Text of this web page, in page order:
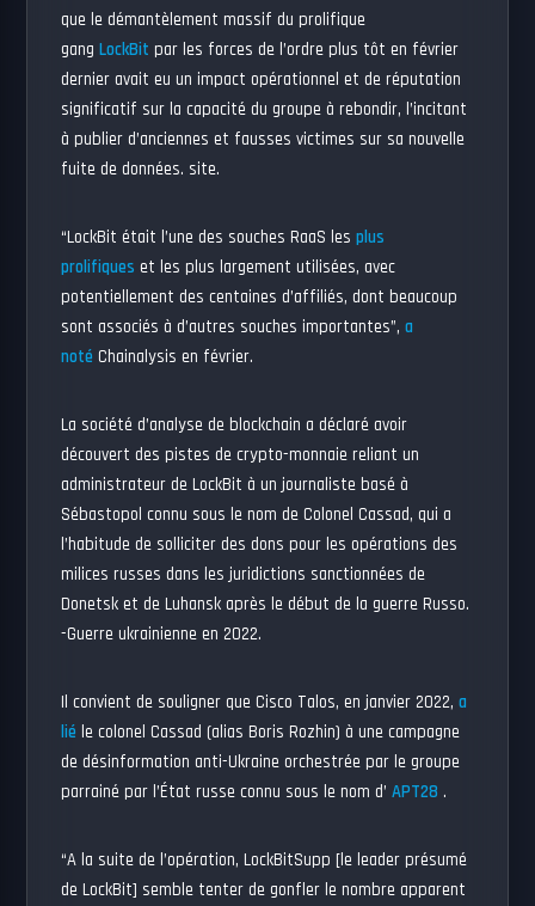
que le démantèlement massif du prolifique
gangLockBit par les forces de l’ordre plus tôt en février
dernier avait eu un impact opérationnel et de réputation
significatif sur la capacité du groupe à rebondir, l’incitant
à publier d’anciennes et fausses victimes sur sa nouvelle
fuite de données. site.
“LockBit était l’une des souches RaaS lesplus
prolifiques et les plus largement utilisées, avec
potentiellement des centaines d’affiliés, dont beaucoup
sont associés à d’autres souches importantes”,a
noté Chainalysis en février.
La société d’analyse de blockchain a déclaré avoir
découvert des pistes de crypto-monnaie reliant un
administrateur de LockBit à un journaliste basé à
Sébastopol connu sous le nom de Colonel Cassad, qui a
l’habitude de solliciter des dons pour les opérations des
milices russes dans les juridictions sanctionnées de
Donetsk et de Luhansk après le début de la guerre Russo.
-Guerre ukrainienne en 2022.
Il convient de souligner que Cisco Talos, en janvier 2022,a
lié le colonel Cassad (alias Boris Rozhin) à une campagne
de désinformation anti-Ukraine orchestrée par le groupe
parrainé par l’État russe connu sous le nom d’APT28 .
“A la suite de l’opération, LockBitSupp [le leader présumé
de LockBit] semble tenter de gonfler le nombre apparent